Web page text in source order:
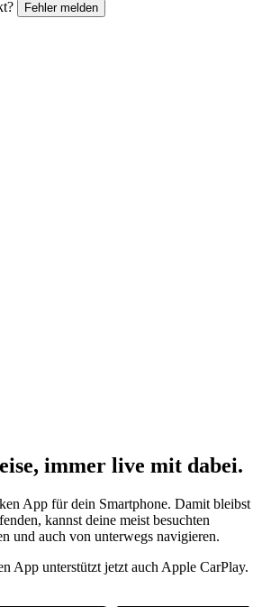
Fehler melden
immer live mit dabei.
App für dein Smartphone. Damit bleibst
kannst deine meist besuchten
und auch von unterwegs navigieren.
App unterstützt jetzt auch Apple CarPlay.